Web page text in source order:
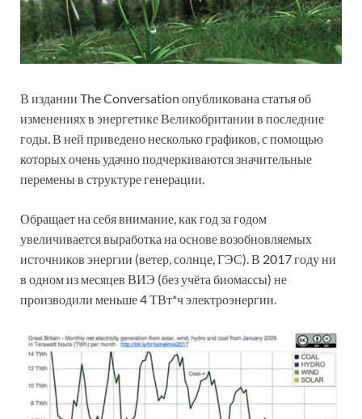
В издании The Conversation опубликована статья об
изменениях в энергетике Великобритании в последние
годы. В ней приведено несколько графиков, с помощью
которых очень удачно подчеркиваются значительные
перемены в структуре генерации.
Обращает на себя внимание, как год за годом
увеличивается выработка на основе возобновляемых
источников энергии (ветер, солнце, ГЭС). В 2017 году ни
в одном из месяцев ВИЭ (без учёта биомассы) не
производили меньше 4 ТВт*ч электроэнергии.